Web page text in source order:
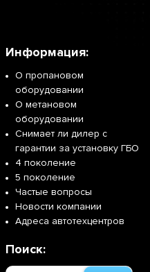
Информация:
О пропановом
оборудовании
О метановом
оборудовании
Снимает ли дилер с
гарантии за установку ГБО
4 поколение
5 поколение
Частые вопросы
Новости компании
Адреса автотехцентров
Поиск: